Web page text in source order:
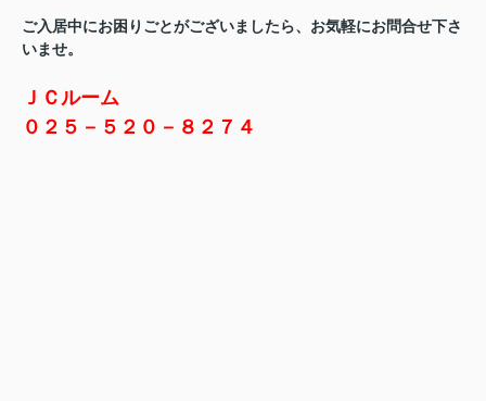
ご入居中にお困りごとがございましたら、お気軽にお問合せ下さ
いませ。
ＪＣルーム
０２５－５２０－８２７４